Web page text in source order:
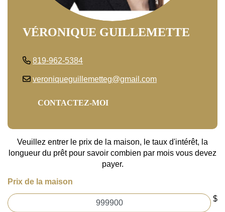
VÉRONIQUE GUILLEMETTE
819-962-5384
veroniqueguillemetteg@gmail.com
CONTACTEZ-MOI
Veuillez entrer le prix de la maison, le taux d'intérêt, la
longueur du prêt pour savoir combien par mois vous devez
payer.
Prix de la maison
$